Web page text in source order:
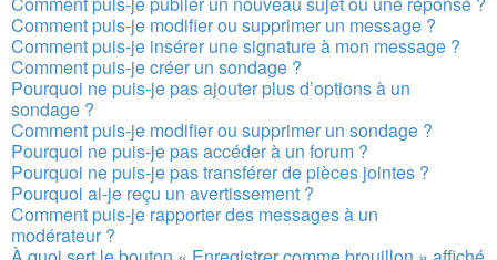
Comment puis-je modifier ou supprimer un message ?
Comment puis-je insérer une signature à mon message ?
Comment puis-je créer un sondage ?
Pourquoi ne puis-je pas ajouter plus d’options à un
sondage ?
Comment puis-je modifier ou supprimer un sondage ?
Pourquoi ne puis-je pas accéder à un forum ?
Pourquoi ne puis-je pas transférer de pièces jointes ?
Pourquoi ai-je reçu un avertissement ?
Comment puis-je rapporter des messages à un
modérateur ?